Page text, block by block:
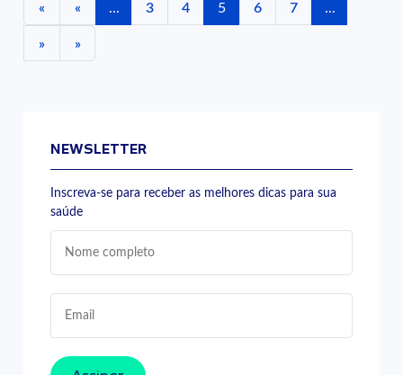
« « ... 3 4 5 6 7 ...
» »
NEWSLETTER
Inscreva-se para receber as melhores dicas para sua
saúde